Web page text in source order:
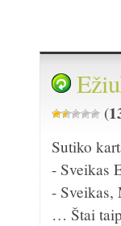
(
Sutiko
- Sveikas
- Sveikas,
… Štai